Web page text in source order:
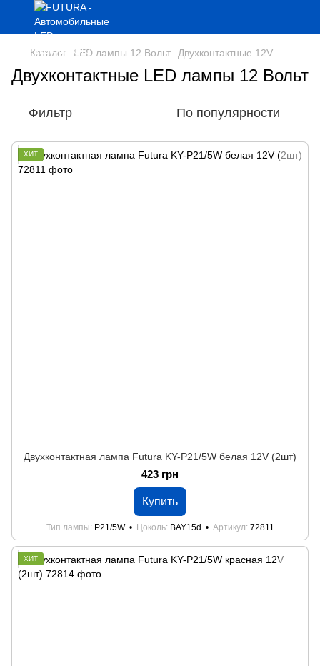
Каталог LED лампы 12 Вольт Двухконтактные 12V
Двухконтактные LED лампы 12 Вольт
Фильтр По популярности
ХИТ
Двухконтактная лампа Futura KY-P21/5W белая 12V (2шт)
423 грн
Купить
Тип лампы P21/5W Цоколь BAY15d Артикул 72811
ХИТ